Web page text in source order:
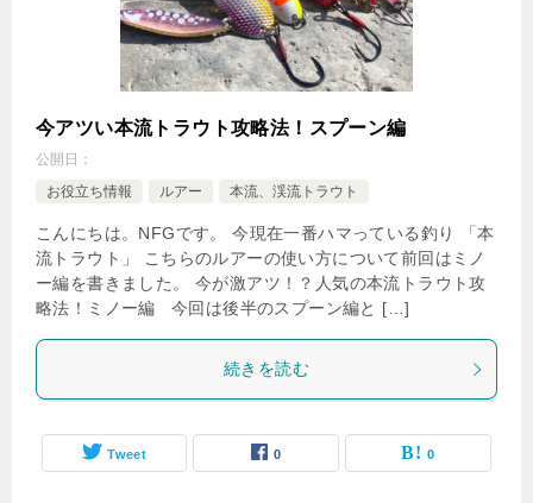
今アツい本流トラウト攻略法！スプーン編
公開日：
お役立ち情報
ルアー 本流、渓流トラウト
こんにちは。NFGです。 今現在一番ハマっている釣り 「本
流トラウト」 こちらのルアーの使い方について前回はミノ
ー編を書きました。 今が激アツ！？人気の本流トラウト攻
略法！ミノー編 今回は後半のスプーン編と […]
続きを読む
Tweet 0 0